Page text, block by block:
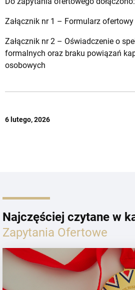
Załącznik nr 1 – Formularz ofertowy
Załącznik nr 2 – Oświadczenie o
formalnych oraz braku powiązań
osobowych
6 lutego, 2026
Najczęściej czytane w
Zapytania Ofertowe